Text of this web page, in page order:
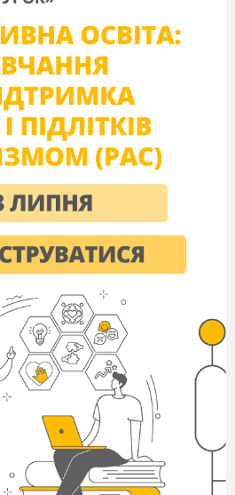
розділів(формування розділів з
на поточній сторінці, розбиття
(номери сторінок, зміст і т.
повідомлення, які
сторінки документа. Інформація
У Word 2013 розрізняють
колонтитули. Колонтитули можуть
графічні зображення тощо.
документа у Word 2013
скориставшись готовою
або створити власні
зберегти в колекції.
в документі тільки в
та Режим чтения
тексту документа під час роботи
колонтитулів використовують
групиКолонтитулывкладки